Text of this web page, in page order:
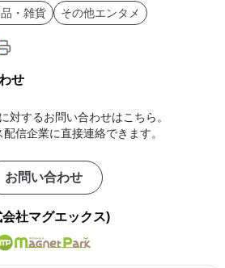
・雑貨 その他エンタメ
せ
対するお問い合わせはこちら。
信企業に直接連絡できます。
お問い合わせ
社マグエックス)